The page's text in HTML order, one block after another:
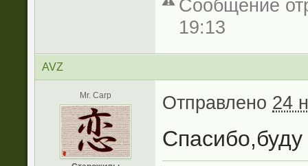
Сообщение
19:13
AVZ
Mr. Carp Отправлено 24
Спасибо,буду